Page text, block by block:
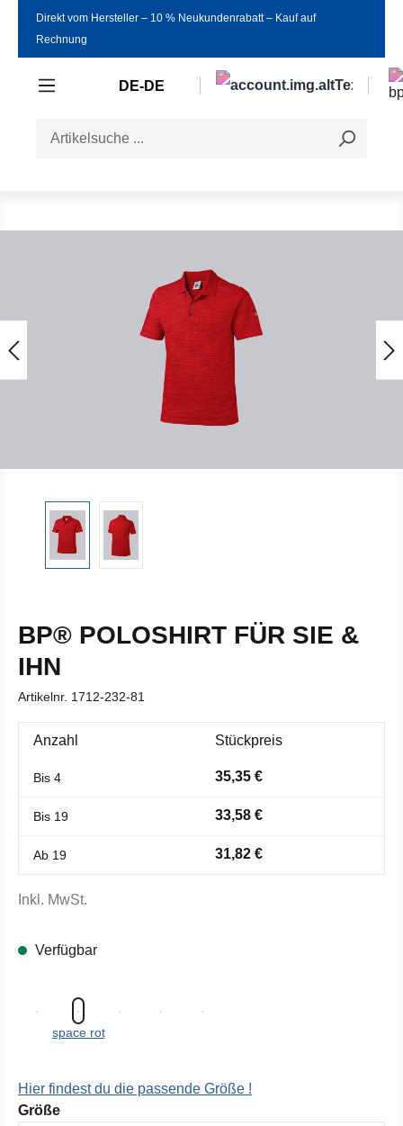
Zum Hauptinhalt springen
Direkt vom Hersteller ‒ 10 % Neukundenrabatt ‒ Kauf auf
Rechnung
DE-DE
BP® POLOSHIRT FÜR SIE &
IHN
Artikelnr. 1712-232-81
Anzahl Stückpreis
Bis 4 35,35 €
Bis 19 33,58 €
Ab 19 31,82 €
Inkl. MwSt.
Verfügbar
space rot
Hier findest du die passende Größe !
Größeauswählen